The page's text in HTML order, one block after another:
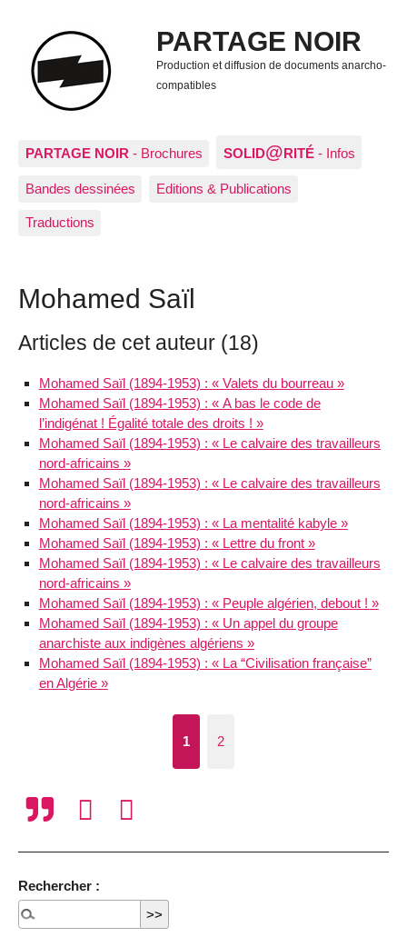
PARTAGE NOIR
Production et diffusion de documents anarcho-
compatibles
PARTAGE NOIR - Brochures SOLID@RITÉ - Infos
Bandes dessinées Editions & Publications
Traductions
Mohamed Saïl
Articles de cet auteur (18)
Mohamed Saïl (1894-1953) : « Valets du bourreau »
Mohamed Saïl (1894-1953) : « A bas le code de
l’indigénat ! Égalité totale des droits ! »
Mohamed Saïl (1894-1953) : « Le calvaire des travailleurs
nord-africains »
Mohamed Saïl (1894-1953) : « Le calvaire des travailleurs
nord-africains »
Mohamed Saïl (1894-1953) : « La mentalité kabyle »
Mohamed Saïl (1894-1953) : « Lettre du front »
Mohamed Saïl (1894-1953) : « Le calvaire des travailleurs
nord-africains »
Mohamed Saïl (1894-1953) : « Peuple algérien, debout ! »
Mohamed Saïl (1894-1953) : « Un appel du groupe
anarchiste aux indigènes algériens »
Mohamed Saïl (1894-1953) : « La “Civilisation française”
en Algérie »
1 2
Rechercher :